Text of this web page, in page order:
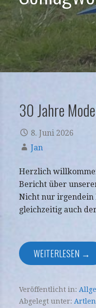
30 Jahre
8. Juni 2026
Jan
Herzlich
Bericht über
Nicht nur irgendein
gleichzeitig auch
WEITERLESEN →
Veröffentlicht in:
Abgelegt unter: